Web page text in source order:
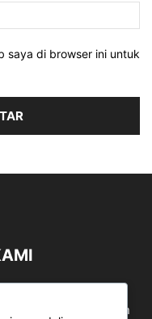
saya di browser ini untuk
entitas pemberian